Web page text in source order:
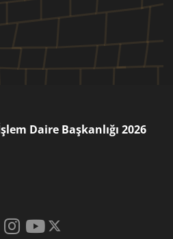
Daire Başkanlığı 2026